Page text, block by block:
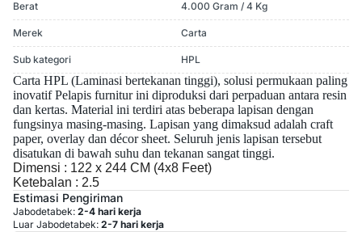
Berat 4.000 Gram / 4 Kg
Merek Carta
Sub kategori HPL
Carta HPL (Laminasi bertekanan tinggi), solusi permukaan paling
inovatif Pelapis furnitur ini diproduksi dari perpaduan antara resin
dan kertas. Material ini terdiri atas beberapa lapisan dengan
fungsinya masing-masing. Lapisan yang dimaksud adalah craft
paper, overlay dan décor sheet. Seluruh jenis lapisan tersebut
disatukan di bawah suhu dan tekanan sangat tinggi.
Dimensi : 122 x 244 CM (4x8 Feet)
Ketebalan : 2.5
Estimasi Pengiriman
Jabodetabek: 2-4 hari kerja
Luar Jabodetabek: 2-7 hari kerja